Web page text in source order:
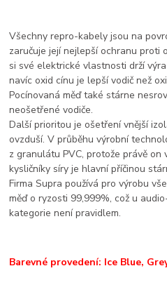
Všechny repro-kabely jsou na
zaručuje její nejlepší ochranu proti
si své elektrické vlastnosti drží
navíc oxid cínu je lepší vodič než
Pocínovaná měď také stárne
neošetřené vodiče.
Další prioritou je ošetření vnější
ovzduší. V průběhu výrobní
z granulátu PVC, protože právě on
kysličníky síry je hlavní příčinou
Firma Supra používá pro výrobu
měď o ryzosti 99,999%, což u
kategorie není pravidlem.
Barevné provedení: Ice Blue,